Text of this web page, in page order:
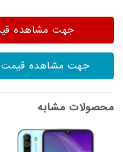
جهت مشاهده
جهت مشاهده قیمت
محصولات مشابه